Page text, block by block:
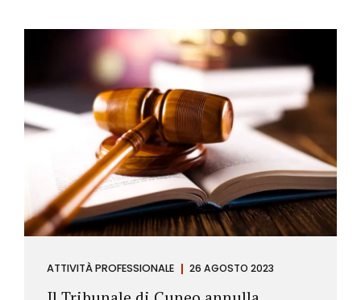
ATTIVITÀ PROFESSIONALE 26 AGOSTO 2023